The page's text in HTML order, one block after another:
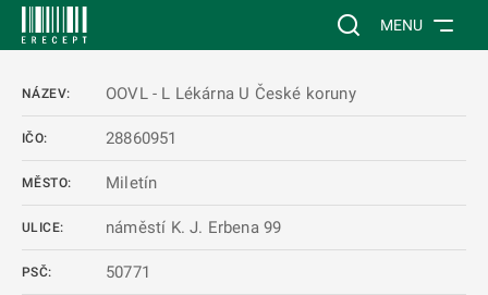
Vyhledávání na
MENU
NÁZEV: OOVL - L Lékárna U České koruny
IČO: 28860951
MĚSTO: Miletín
ULICE: náměstí K. J. Erbena 99
PSČ: 50771